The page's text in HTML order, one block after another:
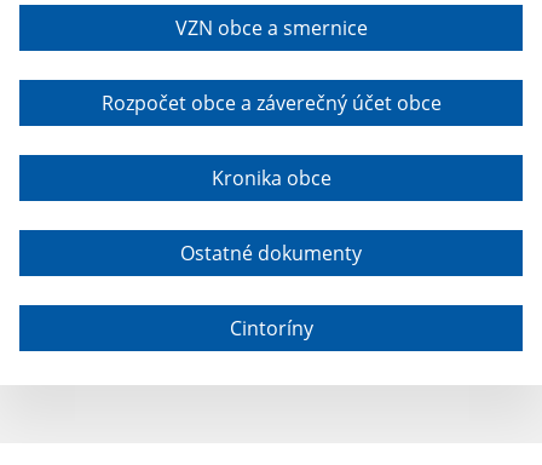
VZN obce a smernice
Rozpočet obce a záverečný účet obce
Kronika obce
Ostatné dokumenty
Cintoríny